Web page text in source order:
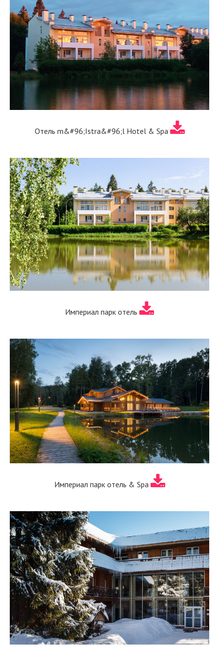
Отель m&#96;Istra&#96;l Hotel & Spa
Империал парк отель
Империал парк отель & Spa